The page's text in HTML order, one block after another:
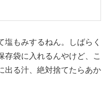
塩もみするねん。しばらく
存袋に入れるんやけど、こ
出る汁、絶対捨てたらあか